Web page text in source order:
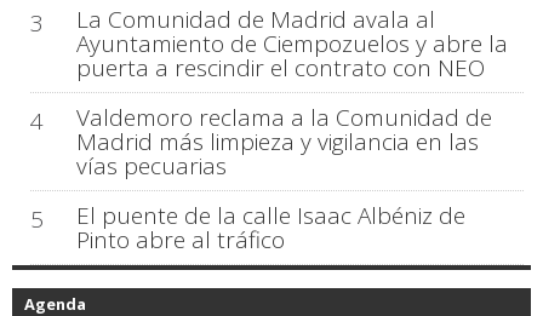
3
La Comunidad de Madrid avala al
Ayuntamiento de Ciempozuelos y abre la
puerta a rescindir el contrato con NEO
4
Valdemoro reclama a la Comunidad de
Madrid más limpieza y vigilancia en las
vías pecuarias
5
El puente de la calle Isaac Albéniz de
Pinto abre al tráfico
Agenda